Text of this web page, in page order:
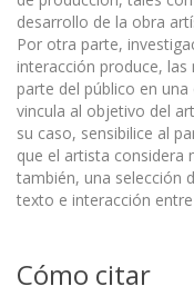
desarrollo de la obra
Por otra parte,
interacción produce,
parte del público en
vincula al objetivo del
su caso, sensibilice al
que el artista considera
también, una selección
texto e interacción
Cómo citar